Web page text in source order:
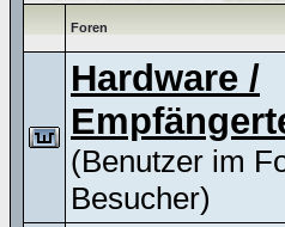
Foren
Hardware /
(Benutzer im
Besucher)